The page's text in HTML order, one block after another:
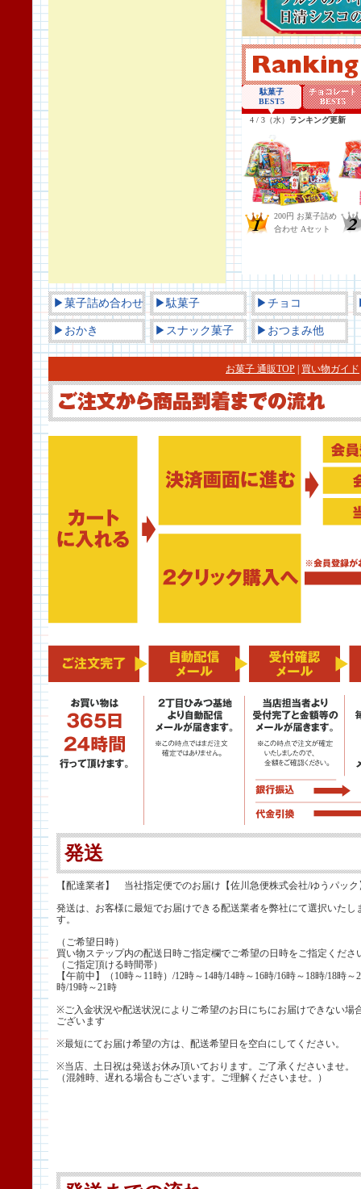
▶菓子詰め合わせ ▶駄菓子 ▶チョコ
▶おかき ▶スナック菓子 ▶おつまみ他
お菓子 通販TOP 買い物ガイド
発送
【配達業者】 当社指定便でのお届け【佐川急便株式会社/ゆうパック
発送は、お客様に最短でお届けできる配送業者を弊社にて選択いたし
す。
（ご希望日時）
買い物ステップ内の配送日時ご指定欄でご希望の日時をご指定くださ
（ご指定頂ける時間帯）
【午前中】（10時～11時）/12時～14時/14時～16時/16時～18時/18時～
時/19時～21時
※ご入金状況や配送状況によりご希望のお日にちにお届けできない場
ございます
※最短にてお届け希望の方は、配送希望日を空白にしてください。
※当店、土日祝は発送お休み頂いております。ご了承くださいませ。
（混雑時、遅れる場合もございます。ご理解くださいませ。）